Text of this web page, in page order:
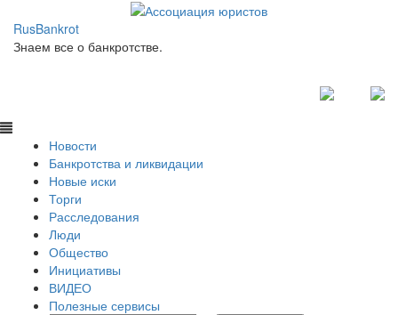
RusBankrot
Знаем все о банкротстве.
Новости
Банкротства и ликвидации
Новые иски
Торги
Расследования
Люди
Общество
Инициативы
ВИДЕО
Полезные сервисы